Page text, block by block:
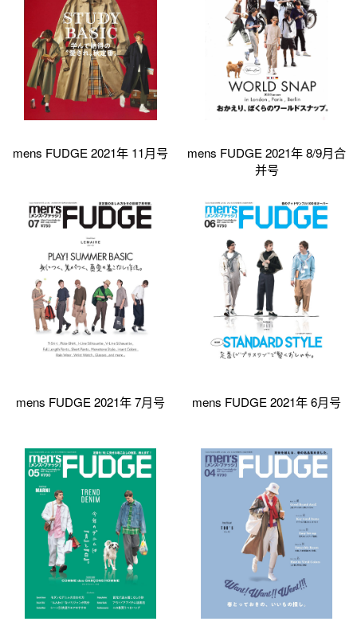
mens FUDGE 2021年 11月号
mens FUDGE 2021年 8/9月合
并号
mens FUDGE 2021年 7月号 mens FUDGE 2021年 6月号